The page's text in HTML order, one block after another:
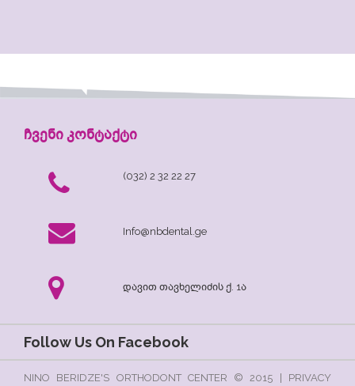
ჩვენი კონტაქტი
(032) 2 32 22 27
Info@nbdental.ge
დავით თავხელიძის ქ. 1ა
Follow Us On Facebook
NINO BERIDZE'S ORTHODONT CENTER © 2015 | PRIVACY